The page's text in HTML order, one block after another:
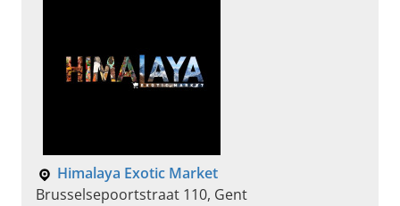
Himalaya Exotic Market
Brusselsepoortstraat 110, Gent